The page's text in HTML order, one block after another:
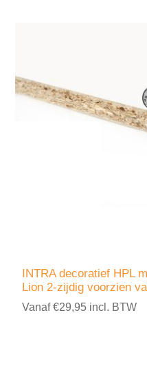
INTRA decoratief HPL
Lion 2-zijdig voorzien
Vanaf €29,95 incl. BTW